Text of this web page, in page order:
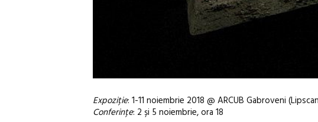
Expoziție: 1-11 noiembrie 2018 @ ARCUB Gabroveni
Conferințe: 2 și 5 noiembrie, ora 18